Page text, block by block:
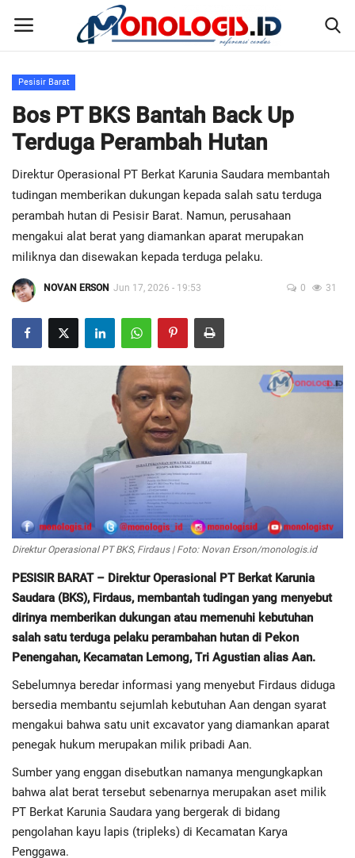
Home
Kontak
Disclaimer
Susunan Redaksi
Galeri
Ekonomi
Olahraga
Wisata
Politik
Hukum & Kriminal
Advertorial
Monologis TV
Kopilogis
Pesisir Barat
Bos PT BKS Bantah Back Up
Terduga Perambah Hutan
Direktur Operasional PT Berkat Karunia Saudara membantah
tudingan memberikan dukungan kepada salah satu terduga
perambah hutan di Pesisir Barat. Namun, perusahaan
mengakui alat berat yang diamankan aparat merupakan
miliknya dan disewakan kepada terduga pelaku.
NOVAN ERSON Jun 17, 2026 - 19:53 0 31
Direktur Operasional PT BKS, Firdaus | Foto: Novan Erson/monologis.id
PESISIR BARAT – Direktur Operasional PT Berkat Karunia
Saudara (BKS), Firdaus, membantah tudingan yang menyebut
dirinya memberikan dukungan atau memenuhi kebutuhan
salah satu terduga pelaku perambahan hutan di Pekon
Penengahan, Kecamatan Lemong, Tri Agustian alias Aan.
Sebelumnya beredar informasi yang menyebut Firdaus diduga
bersedia membantu sejumlah kebutuhan Aan dengan syarat
mengakui bahwa satu unit excavator yang diamankan aparat
penegak hukum merupakan milik pribadi Aan.
Sumber yang enggan disebutkan namanya mengungkapkan
bahwa alat berat tersebut sebenarnya merupakan aset milik
PT Berkat Karunia Saudara yang bergerak di bidang
pengolahan kayu lapis (tripleks) di Kecamatan Karya
Penggawa.